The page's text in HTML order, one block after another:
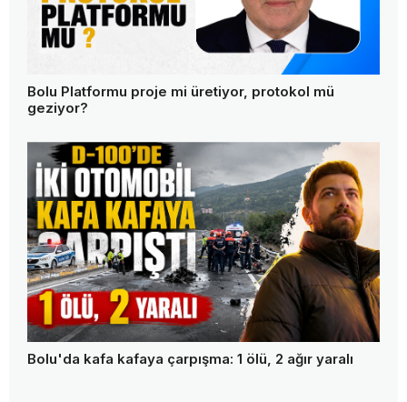
Bolu Platformu proje mi üretiyor, protokol mü
geziyor?
Bolu'da kafa kafaya çarpışma: 1 ölü, 2 ağır yaralı